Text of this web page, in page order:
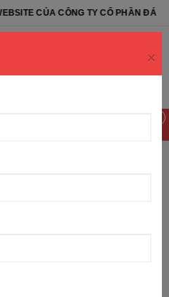
CÔNG TY CỔ PHẦN ĐÁ TỰ
×